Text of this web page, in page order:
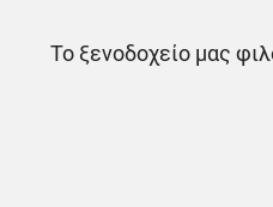
Το ξενοδοχείο μας